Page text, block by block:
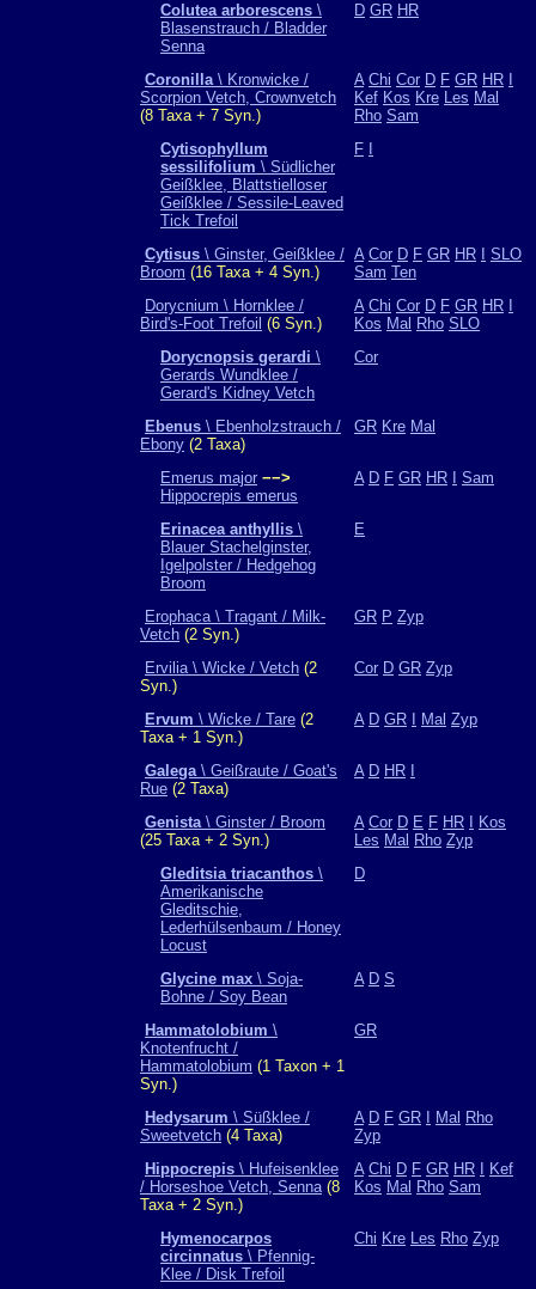
Colutea arborescens \
Blasenstrauch / Bladder
Senna
D GR HR
Coronilla\ Kronwicke /
Scorpion Vetch, Crownvetch
(8 Taxa + 7 Syn.)
A Chi Cor D F GR HR
Kef Kos Kre Les Mal
Rho Sam
Cytisophyllum
sessilifolium \ Südlicher
Geißklee, Blattstielloser
Geißklee / Sessile-Leaved
Tick Trefoil
F
Cytisus \ Ginster, Geißklee /
Broom (16 Taxa + 4 Syn.)
A Cor D F GR HR
SLO
Sam Ten
Dorycnium \ Hornklee /
Bird's-Foot Trefoil (6 Syn.)
A Chi Cor D F GR HR
Kos Mal Rho SLO
Dorycnopsis gerardi \
Gerards Wundklee /
Gerard's Kidney Vetch
Cor
Ebenus \ Ebenholzstrauch /
Ebony (2 Taxa)
GR Kre Mal
Emerus major −−>
Hippocrepis emerus
A D F GR HR Sam
Erinacea anthyllis \
Blauer Stachelginster,
Igelpolster / Hedgehog
Broom
E
Erophaca \ Tragant / Milk-
Vetch (2 Syn.)
GR P Zyp
Ervilia \ Wicke / Vetch (2
Syn.)
Cor D GR Zyp
Ervum \ Wicke / Tare (2
Taxa + 1 Syn.)
A D GR Mal Zyp
Galega\ Geißraute / Goat's
Rue (2 Taxa)
A D HR
Genista\ Ginster / Broom
(25 Taxa + 2 Syn.)
A Cor D E F HR
Kos
Les Mal Rho Zyp
Gleditsia triacanthos \
Amerikanische
Gleditschie,
Lederhülsenbaum / Honey
Locust
D
Glycine max \ Soja-
Bohne / Soy Bean
A D S
Hammatolobium \
Knotenfrucht /
Hammatolobium (1 Taxon + 1
Syn.)
GR
Hedysarum \ Süßklee /
Sweetvetch (4 Taxa)
A D F GR Mal Rho
Zyp
Hippocrepis \ Hufeisenklee
/ Horseshoe Vetch, Senna(8
Taxa + 2 Syn.)
A Chi D F GR HR
Kef
Kos Mal Rho Sam
Hymenocarpos
circinnatus \ Pfennig-
Klee / Disk Trefoil
Chi Kre Les Rho Zyp